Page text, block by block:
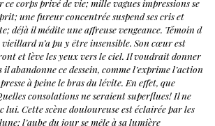
ce corps privé de vie; mille vagues impressions se
une fureur concentrée suspend ses cris et
déjà il médite une affreuse vengeance. Témoin d
n’a pu y être insensible. Son cœur est
et lève les yeux vers le ciel. Il voudrait donner
abandonne ce dessein, comme l’exprime l’action
à peine le bras du lévite. En effet, que
consolations ne seraient superflues! Il ne
lui. Cette scène douloureuse est éclairée par les
l’aube du jour se mêle à sa lumière